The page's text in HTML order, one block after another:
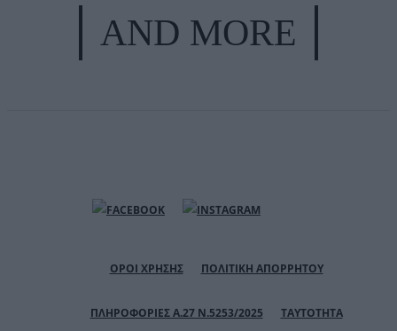
AND MORE
ΟΡΟΙ ΧΡΗΣΗΣ ΠΟΛΙΤΙΚΗ ΑΠΟΡΡΗΤΟΥ
ΠΛΗΡΟΦΟΡΙΕΣ Α.27 Ν.5253/2025 ΤΑΥΤΟΤΗΤΑ